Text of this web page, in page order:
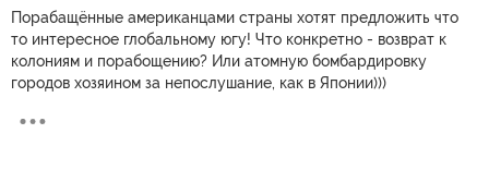
Порабащённые американцами страны хотят предложить что
то интересное глобальному югу! Что конкретно - возврат к
колониям и порабощению? Или атомную бомбардировку
городов хозяином за непослушание, как в Японии)))